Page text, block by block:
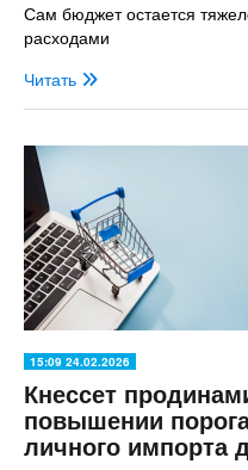
Сам бюджет остается
расходами
Читать
15:09 24.02.2026
Кнессет
повышении
личного импорта